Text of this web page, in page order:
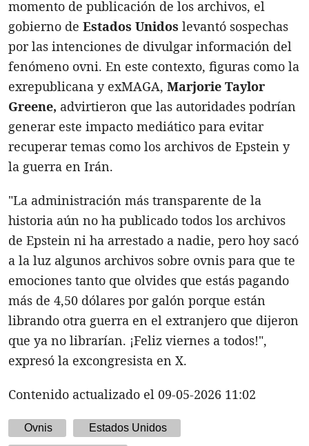
momento de publicación de los archivos, el
gobierno de Estados Unidos levantó sospechas
por las intenciones de divulgar información del
fenómeno ovni. En este contexto, figuras como la
exrepublicana y exMAGA, Marjorie Taylor
Greene, advirtieron que las autoridades podrían
generar este impacto mediático para evitar
recuperar temas como los archivos de Epstein y
la guerra en Irán.
"La administración más transparente de la
historia aún no ha publicado todos los archivos
de Epstein ni ha arrestado a nadie, pero hoy sacó
a la luz algunos archivos sobre ovnis para que te
emociones tanto que olvides que estás pagando
más de 4,50 dólares por galón porque están
librando otra guerra en el extranjero que dijeron
que ya no librarían. ¡Feliz viernes a todos!",
expresó la excongresista en X.
Contenido actualizado el 09-05-2026 11:02
Ovnis Estados Unidos